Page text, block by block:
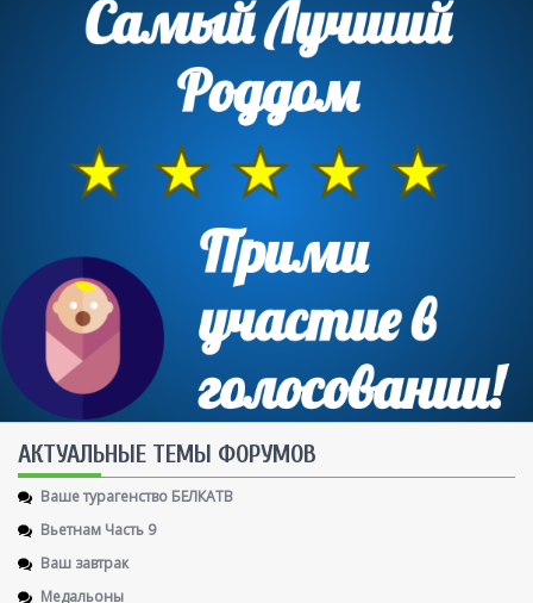
AКТУАЛЬНЫЕ ТЕМЫ ФОРУМОВ
Ваше турагенство БЕЛКАТВ
Вьетнам Часть 9
Ваш завтрак
Медальоны